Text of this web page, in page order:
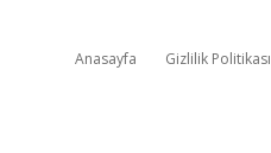
Anasayfa Gizlilik Politikası